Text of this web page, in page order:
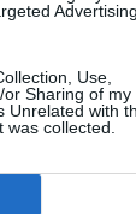
Advertising.
Use,
Sharing of my
Unrelated with
collected.